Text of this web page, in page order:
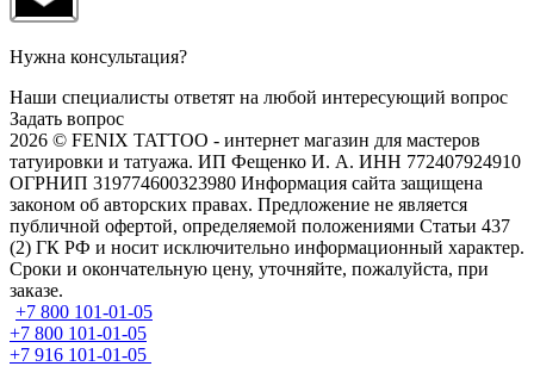
Нужна консультация?
Наши специалисты ответят на любой интересующий вопрос
Задать вопрос
2026 © FENIX TATTOO - интернет магазин для мастеров
татуировки и татуажа. ИП Фещенко И. А. ИНН 772407924910
ОГРНИП 319774600323980 Информация сайта защищена
законом об авторских правах. Предложение не является
публичной офертой, определяемой положениями Статьи 437
(2) ГК РФ и носит исключительно информационный характер.
Сроки и окончательную цену, уточняйте, пожалуйста, при
заказе.
+7 800 101-01-05
+7 800 101-01-05
+7 916 101-01-05